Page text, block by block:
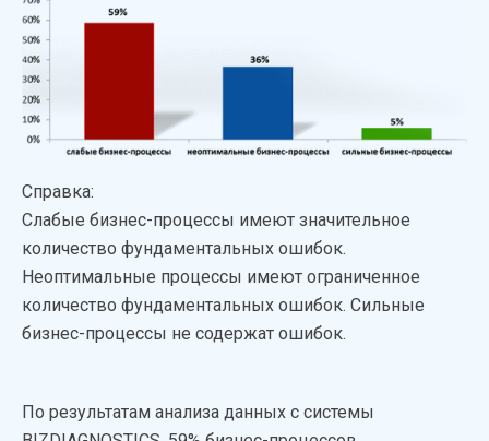
Справка:
Слабые бизнес-процессы имеют значительное
количество фундаментальных ошибок.
Неоптимальные процессы имеют ограниченное
количество фундаментальных ошибок. Сильные
бизнес-процессы не содержат ошибок.
По результатам анализа данных с системы